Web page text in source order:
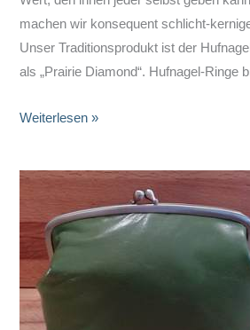
machen wir konsequent schlicht-
Unser Traditionsprodukt ist der
als „Prairie Diamond“. Hufnagel-Ringe
Hufnagelringe
IRON
Weiterlesen »